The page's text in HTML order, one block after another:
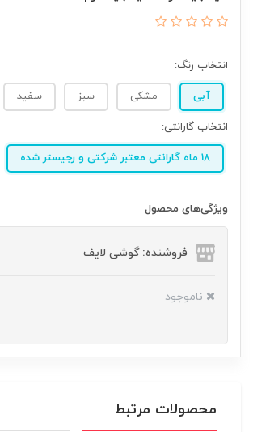
انتخاب رنگ:
آبی مشکی سبز سفید
انتخاب گارانتی:
18 ماه گارانتی معتبر شرکتی و رجیستر شده
ویژگی‌های محصول
فروشنده: گوشی لایف
ناموجود
محصولات مرتبط